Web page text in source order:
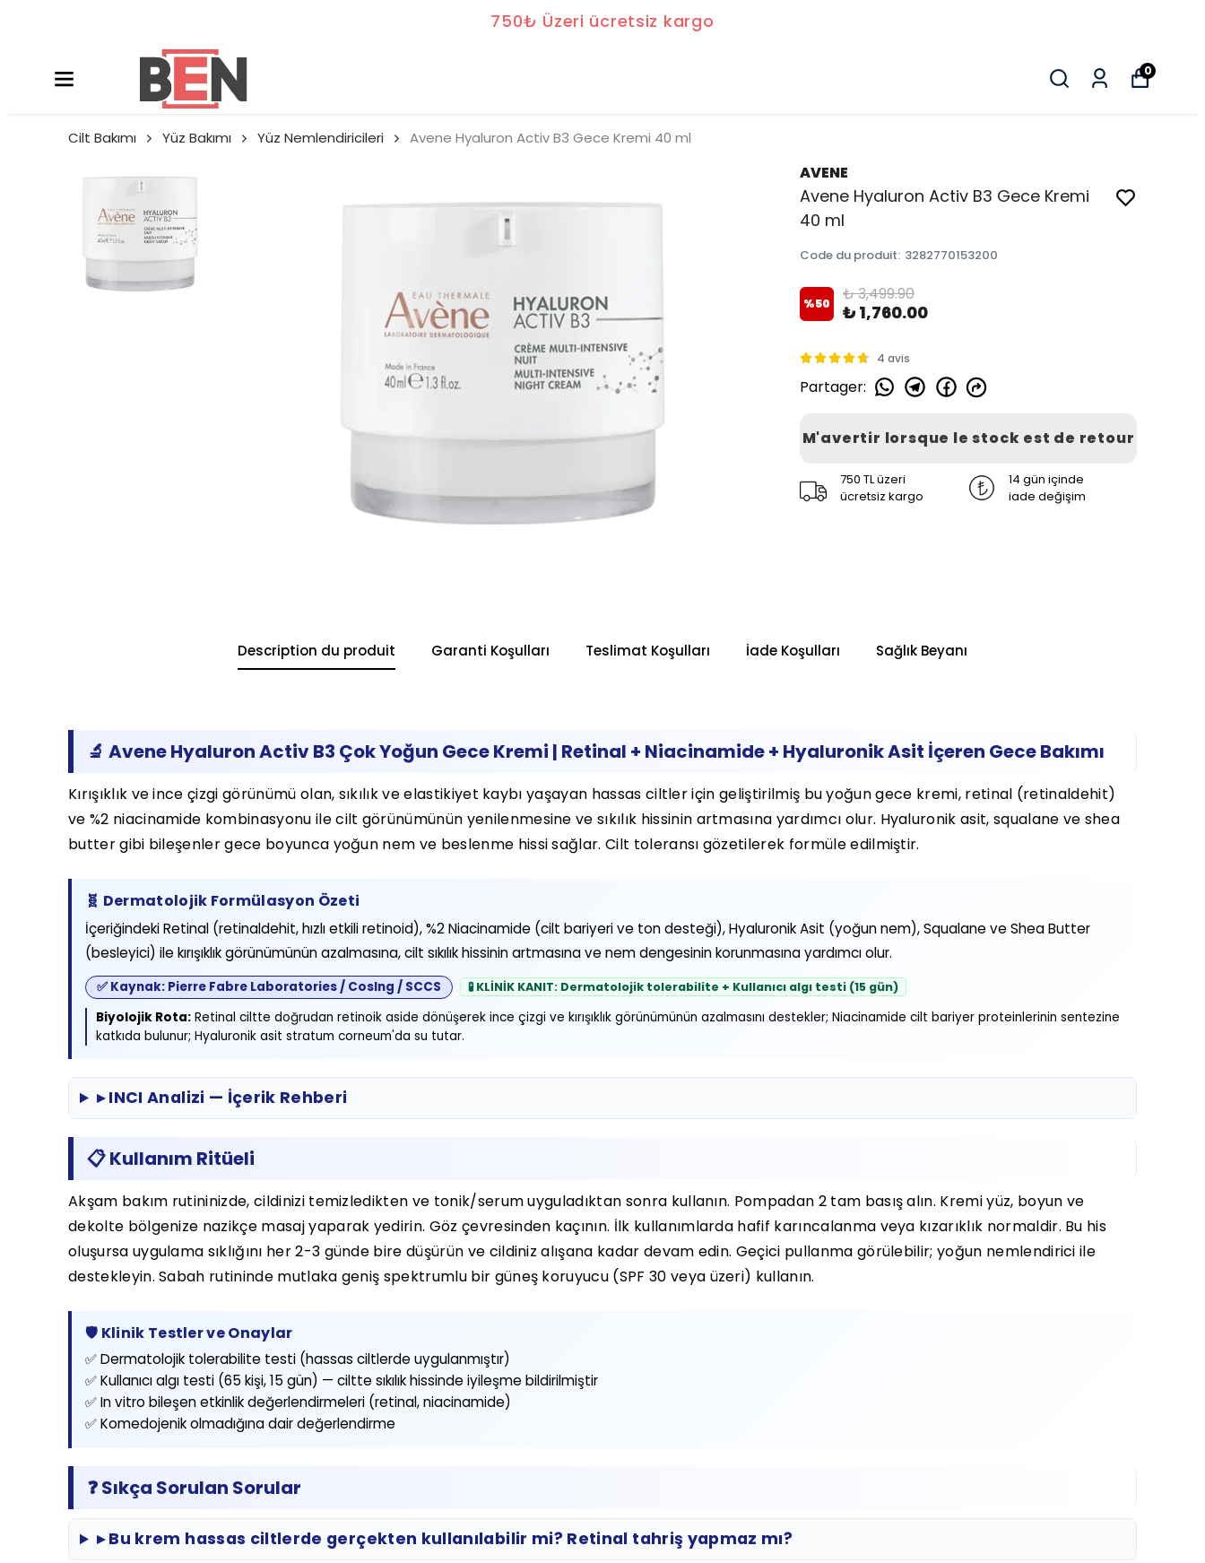
750₺ Üzeri ücretsiz kargo
0
Cilt Bakımı Yüz Bakımı Yüz Nemlendiricileri Avene Hyaluron Activ B3 Gece Kremi 40 ml
AVENE
Avene Hyaluron Activ B3 Gece Kremi
40 ml
Code du produit: 3282770153200
%50 ₺ 3,499.90
₺ 1,760.00
4 avis
Partager:
M'avertir lorsque le stock est de retour
750 TL üzeri
ücretsiz kargo
14 gün içinde
iade değişim
Description du produit Garanti Koşulları Teslimat Koşulları İade Koşulları Sağlık Beyanı
🔬 Avene Hyaluron Activ B3 Çok Yoğun Gece Kremi | Retinal + Niacinamide + Hyaluronik Asit İçeren Gece Bakımı
Kırışıklık ve ince çizgi görünümü olan, sıkılık ve elastikiyet kaybı yaşayan hassas ciltler için geliştirilmiş bu yoğun gece kremi, retinal (retinaldehit)
ve %2 niacinamide kombinasyonu ile cilt görünümünün yenilenmesine ve sıkılık hissinin artmasına yardımcı olur. Hyaluronik asit, squalane ve shea
butter gibi bileşenler gece boyunca yoğun nem ve beslenme hissi sağlar. Cilt toleransı gözetilerek formüle edilmiştir.
🧬 Dermatolojik Formülasyon Özeti
İçeriğindeki Retinal (retinaldehit, hızlı etkili retinoid), %2 Niacinamide (cilt bariyeri ve ton desteği), Hyaluronik Asit (yoğun nem), Squalane ve Shea Butter
(besleyici) ile kırışıklık görünümünün azalmasına, cilt sıkılık hissinin artmasına ve nem dengesinin korunmasına yardımcı olur.
✅ Kaynak: Pierre Fabre Laboratories / CosIng / SCCS 🧪 KLİNİK KANIT: Dermatolojik tolerabilite + Kullanıcı algı testi (15 gün)
Biyolojik Rota: Retinal ciltte doğrudan retinoik aside dönüşerek ince çizgi ve kırışıklık görünümünün azalmasını destekler; Niacinamide cilt bariyer proteinlerinin sentezine
katkıda bulunur; Hyaluronik asit stratum corneum'da su tutar.
▸ INCI Analizi — İçerik Rehberi
📋 Kullanım Ritüeli
Akşam bakım rutininizde, cildinizi temizledikten ve tonik/serum uyguladıktan sonra kullanın. Pompadan 2 tam basış alın. Kremi yüz, boyun ve
dekolte bölgenize nazikçe masaj yaparak yedirin. Göz çevresinden kaçının. İlk kullanımlarda hafif karıncalanma veya kızarıklık normaldir. Bu his
oluşursa uygulama sıklığını her 2-3 günde bire düşürün ve cildiniz alışana kadar devam edin. Geçici pullanma görülebilir; yoğun nemlendirici ile
destekleyin. Sabah rutininde mutlaka geniş spektrumlu bir güneş koruyucu (SPF 30 veya üzeri) kullanın.
🛡️ Klinik Testler ve Onaylar
✅ Dermatolojik tolerabilite testi (hassas ciltlerde uygulanmıştır)
✅ Kullanıcı algı testi (65 kişi, 15 gün) — ciltte sıkılık hissinde iyileşme bildirilmiştir
✅ In vitro bileşen etkinlik değerlendirmeleri (retinal, niacinamide)
✅ Komedojenik olmadığına dair değerlendirme
❓ Sıkça Sorulan Sorular
▸ Bu krem hassas ciltlerde gerçekten kullanılabilir mi? Retinal tahriş yapmaz mı?